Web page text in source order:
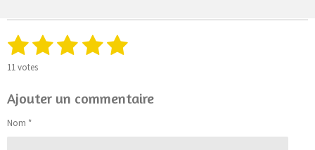
É
a
u
a
t
1
é
t
o
i
2
é
t
o
3
t
o
4
t
o
5
t
o
E
e
11 votes
Ajouter un commentaire
Nom *